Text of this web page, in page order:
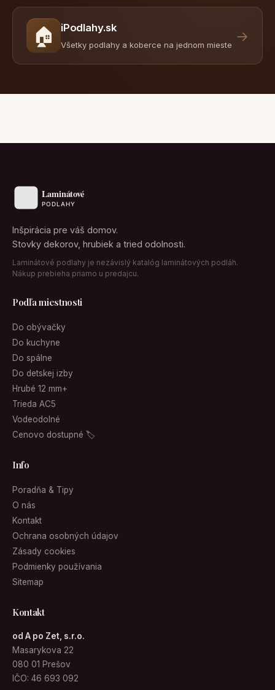
🏠 iPodlahy.sk
Všetky podlahy a koberce na jednom mieste
→
Inšpirácia pre váš domov.
Stovky dekorov, hrubiek a tried odolnosti.
Laminátové podlahy je nezávislý katalóg laminátových podláh.
Nákup prebieha priamo u predajcu.
Podľa miestnosti
Do obývačky
Do kuchyne
Do spálne
Do detskej izby
Hrubé 12 mm+
Trieda AC5
Vodeodolné
Cenovo dostupné 🏷
Info
Poradňa & Tipy
O nás
Kontakt
Ochrana osobných údajov
Zásady cookies
Podmienky používania
Sitemap
Kontakt
od A po Zet, s.r.o.
Masarykova 22
080 01 Prešov
IČO: 46 693 092